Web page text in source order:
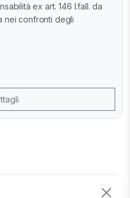
ex art. 146 l.fall. da
nei confronti degli